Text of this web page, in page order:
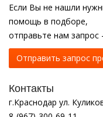
Если Вы не нашли
помощь в подборе,
отправьте нам
Отправить запрос
Контакты
г.Краснодар ул.